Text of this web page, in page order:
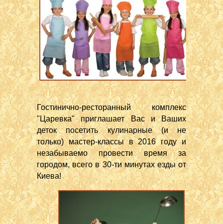
Гостинично-ресторанный комплекс
"Царевка" приглашает Вас и Ваших
деток посетить кулинарные (и не
только) мастер-классы в 2016 году и
незабываемо провести время за
городом, всего в 30-ти минутах езды от
Киева!